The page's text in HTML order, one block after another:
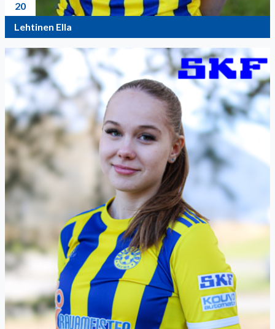
20
Lehtinen Ella